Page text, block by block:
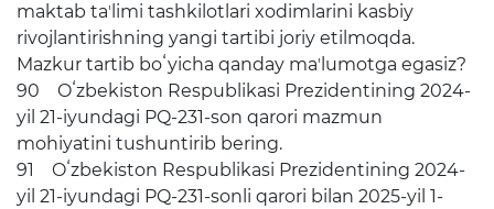
maktab taʼlimi tashkilotlari xodimlarini kasbiy
rivojlantirishning yangi tartibi joriy etilmoqda.
Mazkur tartib boʻyicha qanday maʼlumotga egasiz?
90 Oʻzbekiston Respublikasi Prezidentining 2024-
yil 21-iyundagi PQ-231-son qarori mazmun
mohiyatini tushuntirib bering.
91 Oʻzbekiston Respublikasi Prezidentining 2024-
yil 21-iyundagi PQ-231-sonli qarori bilan 2025-yil 1-